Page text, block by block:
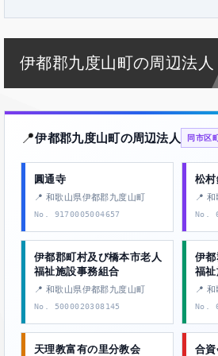
伊都郡九度山町の周辺法人
📍伊都郡九度山町の周辺法人 同市区
圓通寺
📍 和歌山県伊都郡九度山町
No. 9170005004657
松
📍
No.
伊都郡町村及び橋本市老人
福祉施設事務組合
📍 和歌山県伊都郡九度山町
No. 5000020308145
伊
福
📍
No.
天理教富有の里分教会
合